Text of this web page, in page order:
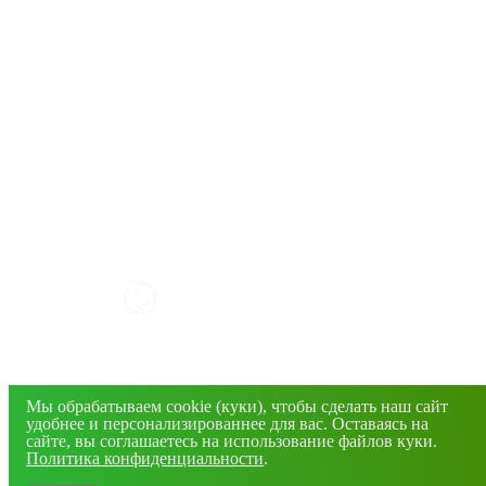
г. Брянск, ул. Фосфоритная, 1В
© 2026 Все права защищены. Информация сайта
Мы обрабатываем cookie (куки), чтобы сделать наш сайт
удобнее и персонализированнее для вас. Оставаясь на
сайте, вы соглашаетесь на использование файлов куки.
Политика конфиденциальности.